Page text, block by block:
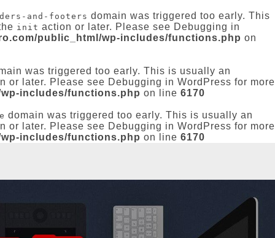
and-footers domain was triggered too early. This
init action or later. Please see Debugging in
public_html/wp-includes/functions.php on
was triggered too early. This is usually an
or later. Please see Debugging in WordPress for more
includes/functions.php on line 6170
domain was triggered too early. This is usually an
or later. Please see Debugging in WordPress for more
includes/functions.php on line 6170